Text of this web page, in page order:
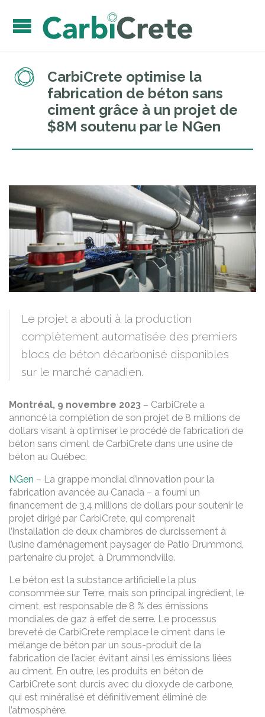
CarbiCrete optimise la
fabrication de béton sans
ciment grâce à un projet de
$8M soutenu par le NGen
Le projet a abouti à la production
complètement automatisée des premiers
blocs de béton décarbonisé disponibles
sur le marché canadien.
Montréal, 9 novembre 2023 – CarbiCrete a
annoncé la complétion de son projet de 8 millions de
dollars visant à optimiser le procédé de fabrication de
béton sans ciment de CarbiCrete dans une usine de
béton au Québec.
NGen – La grappe mondial d’innovation pour la
fabrication avancée au Canada – a fourni un
financement de 3,4 millions de dollars pour soutenir le
projet dirigé par CarbiCrete, qui comprenait
l’installation de deux chambres de durcissement à
l’usine d’aménagement paysager de Patio Drummond,
partenaire du projet, à Drummondville.
Le béton est la substance artificielle la plus
consommée sur Terre, mais son principal ingrédient, le
ciment, est responsable de 8 % des émissions
mondiales de gaz à effet de serre. Le processus
breveté de CarbiCrete remplace le ciment dans le
mélange de béton par un sous-produit de la
fabrication de l’acier, évitant ainsi les émissions liées
au ciment. En outre, les produits en béton de
CarbiCrete sont durcis avec du dioxyde de carbone,
qui est minéralisé et définitivement éliminé de
l’atmosphère.